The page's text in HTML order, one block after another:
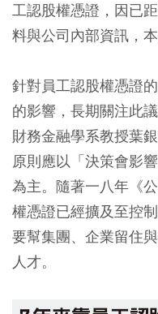
工認股權憑證，因已
料與公司內部資訊，
針對員工認股權憑證
的影響，長期關注此
財務金融學系教授葉
原則應以「決策會影
為主。隨著一八年《
權憑證已經擴及至控
要幫集團、企業留住
人才。